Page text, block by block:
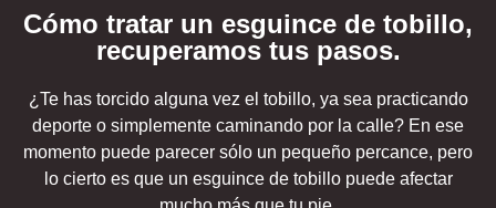
Cómo tratar un esguince de tobillo,
recuperamos tus pasos.
¿Te has torcido alguna vez el tobillo, ya sea practicando
deporte o simplemente caminando por la calle? En ese
momento puede parecer sólo un pequeño percance, pero
lo cierto es que un esguince de tobillo puede afectar